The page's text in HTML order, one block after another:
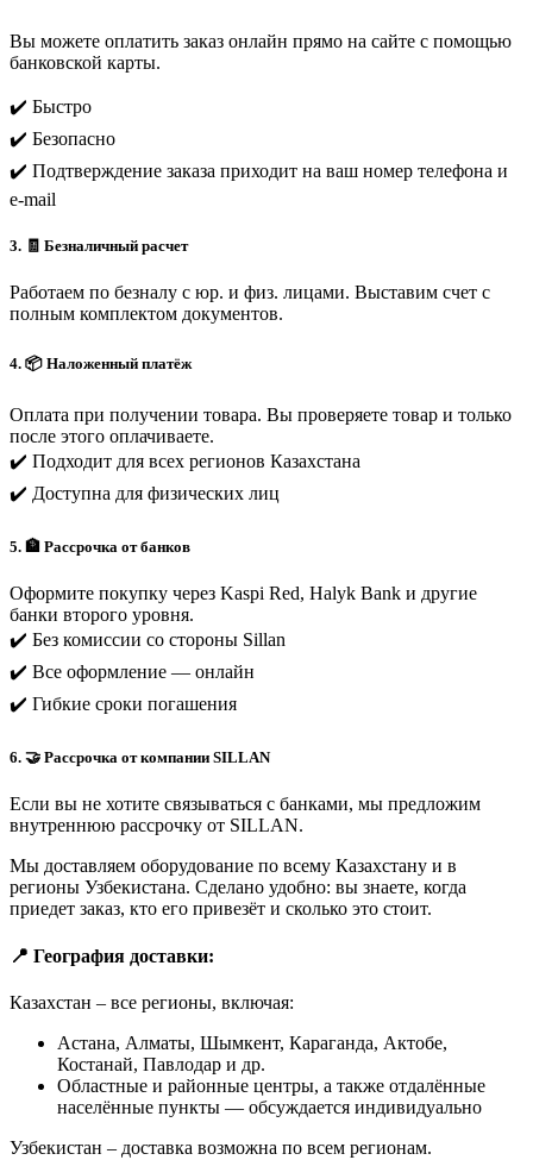
Вы можете оплатить заказ онлайн прямо на сайте с помощью
банковской карты.
✔️ Быстро
✔️ Безопасно
✔️ Подтверждение заказа приходит на ваш номер телефона и
e-mail
3. 🧾 Безналичный расчет
Работаем по безналу с юр. и физ. лицами. Выставим счет с
полным комплектом документов.
4. 📦 Наложенный платёж
Оплата при получении товара. Вы проверяете товар и только
после этого оплачиваете.
✔️ Подходит для всех регионов Казахстана
✔️ Доступна для физических лиц
5. 🏦 Рассрочка от банков
Оформите покупку через Kaspi Red, Halyk Bank и другие
банки второго уровня.
✔️ Без комиссии со стороны Sillan
✔️ Все оформление — онлайн
✔️ Гибкие сроки погашения
6. 🤝 Рассрочка от компании SILLAN
Если вы не хотите связываться с банками, мы предложим
внутреннюю рассрочку от SILLAN.
Мы доставляем оборудование по всему Казахстану и в
регионы Узбекистана. Сделано удобно: вы знаете, когда
приедет заказ, кто его привезёт и сколько это стоит.
📍 География доставки:
Казахстан – все регионы, включая:
Астана, Алматы, Шымкент, Караганда, Актобе,
Костанай, Павлодар и др.
Областные и районные центры, а также отдалённые
населённые пункты — обсуждается индивидуально
Узбекистан – доставка возможна по всем регионам.